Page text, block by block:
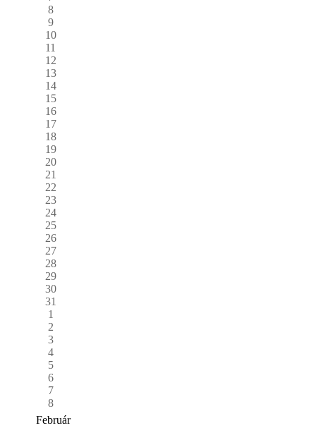
8
9
10
11
12
13
14
15
16
17
18
19
20
21
22
23
24
25
26
27
28
29
30
31
1
2
3
4
5
6
7
8
Február